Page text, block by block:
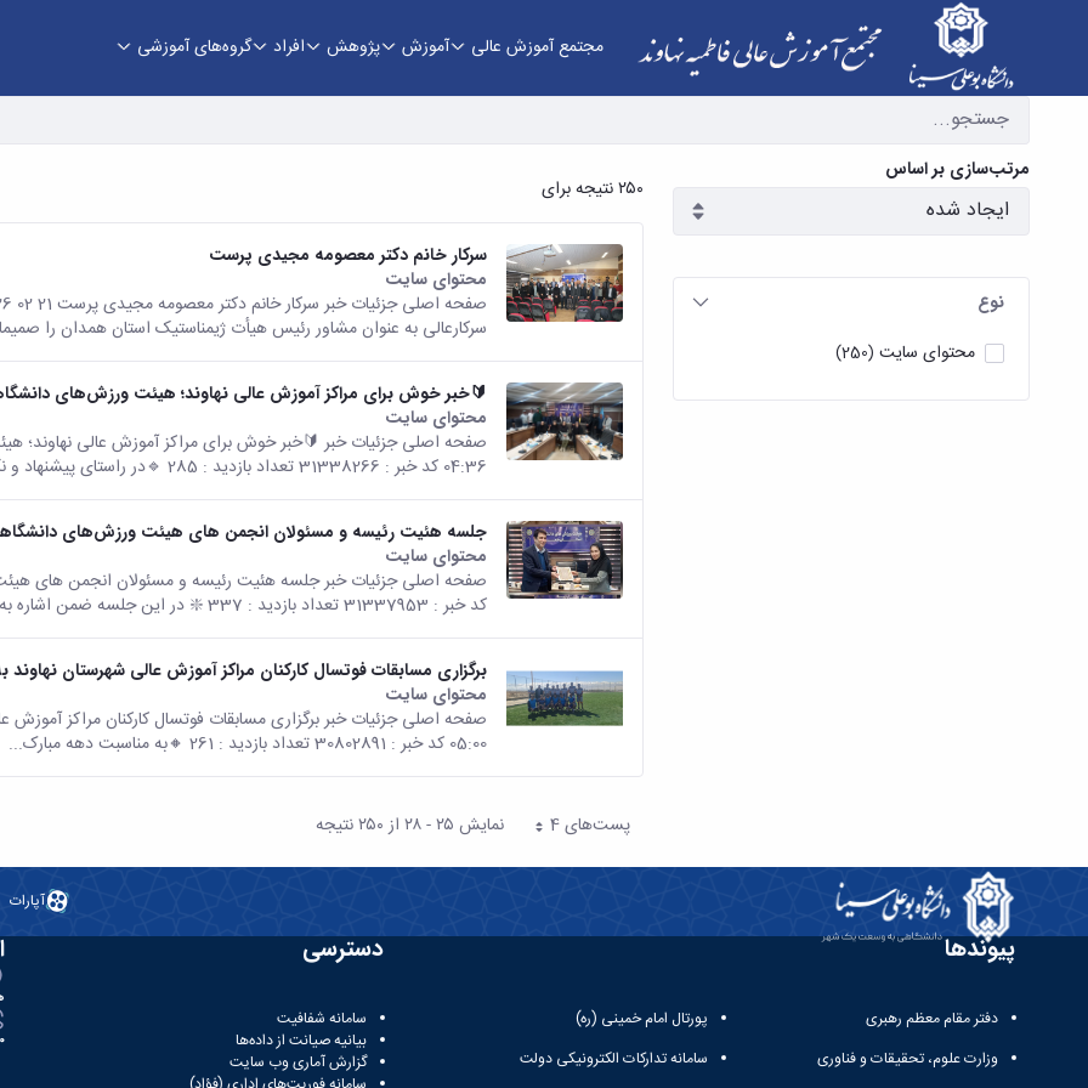
مجتمع آموزش عالی آموزش پژوهش افراد گروه‌های آموزشی
آرشیو اخبار - مجتمع آموزش عالی فاطمیه نهاوند
مرتب‌سازی بر اساس
نوع
محتوای سایت (250)
۲۵۰ نتیجه برای
سرکار خانم دکتر معصومه مجیدی پرست
محتوای سایت
سرکارعالی به عنوان مشاور رئیس هیأت ژیمناستیک استان همدان را
🔰خبر خوش برای مراکز آموزش عالی نهاوند؛ هیئت ورزش‌های
محتوای سایت
04:36 کد خبر : 31338266 تعداد بازدید : 285 🔹️در راستای پیشنهاد و نگاه...
جلسه هئیت رئیسه و مسئولان انجمن های هیئت ورزش‌های
محتوای سایت
کد خبر : 31337953 تعداد بازدید : 337 ❇️ در این جلسه ضمن اشاره به جدیت فدراسیون...
برگزاری مسابقات فوتسال کارکنان مراکز آموزش عالی شهرستان
محتوای سایت
05:00 کد خبر : 30802891 تعداد بازدید : 261 🔸️به مناسبت دهه مبارک...
پست‌‌های 4هر صفحه نمایش ۲۵ - ۲۸ از ۲۵۰ نتیجه
آپارات
پیوندها
دفتر مقام معظم رهبری
وزارت علوم، تحقیقات و فناوری
پورتال امام خمینی (ره)
سامانه تدارکات الکترونیکی دولت
دسترسی
سامانه شفافیت
بیانیه صیانت از داده‌ها
گزارش آماری وب‌ سایت